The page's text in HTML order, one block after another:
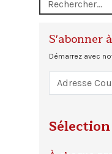
S'abonner
Démarrez avec
Sélection